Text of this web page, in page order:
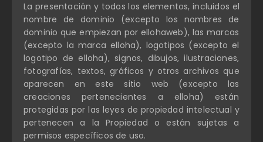
La presentación y todos los elementos, incluidos el
nombre de dominio (excepto los nombres de
dominio que empiezan por ellohaweb), las marcas
(excepto la marca elloha), logotipos (excepto el
logotipo de elloha), signos, dibujos, ilustraciones,
fotografías, textos, gráficos y otros archivos que
aparecen en este sitio web (excepto las
creaciones pertenecientes a elloha) están
protegidas por las leyes de propiedad intelectual y
pertenecen a la Propiedad o están sujetas a
permisos específicos de uso.